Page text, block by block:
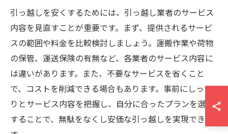
引っ越しを安くするためには、引っ越し業者のサービス
内容を見直すことが重要です。まず、提供されるサービ
スの範囲や料金を比較検討しましょう。運搬作業や荷物
の保管、運送保険の有無など、各業者のサービス内容に
は違いがあります。また、不要なサービスを省くこと
で、コストを削減できる場合もあります。事前にしっか
りとサービス内容を把握し、自分に合ったプランを選択
することで、無駄をなくし安価な引っ越しを実現できま